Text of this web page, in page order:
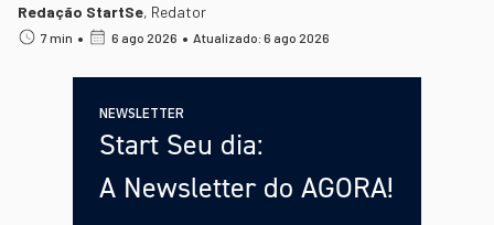
Redação StartSe, Redator
7 min • 6 ago 2026 • Atualizado: 6 ago 2026
NEWSLETTER
Start Seu dia:
A Newsletter do AGORA!